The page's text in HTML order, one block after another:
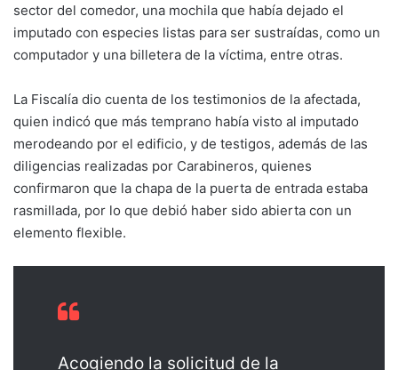
sector del comedor, una mochila que había dejado el
imputado con especies listas para ser sustraídas, como un
computador y una billetera de la víctima, entre otras.
La Fiscalía dio cuenta de los testimonios de la afectada,
quien indicó que más temprano había visto al imputado
merodeando por el edificio, y de testigos, además de las
diligencias realizadas por Carabineros, quienes
confirmaron que la chapa de la puerta de entrada estaba
rasmillada, por lo que debió haber sido abierta con un
elemento flexible.
Acogiendo la solicitud de la